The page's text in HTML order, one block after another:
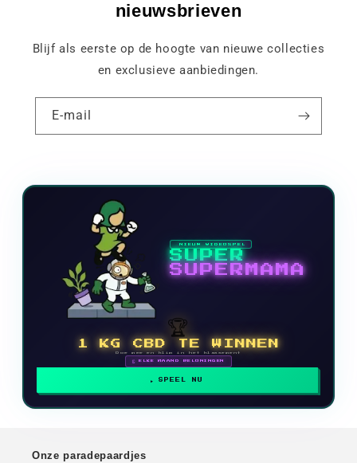
nieuwsbrieven
Blijf als eerste op de hoogte van nieuwe collecties
en exclusieve aanbiedingen.
E-mail
NIEUW VIDEOSPEL
SUPER
SUPERMAMA
🏆
1 KG CBD TE WINNEN
Doe mee en klim in het klassement
🗓 ELKE MAAND BELONINGEN
SPEEL NU
Onze paradepaardjes